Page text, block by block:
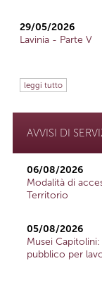
29/05/2026
Lavinia - Parte V
leggi tutto
AVVISI DI
06/08/2026
Modalità di
Territorio
05/08/2026
Musei
pubblico per